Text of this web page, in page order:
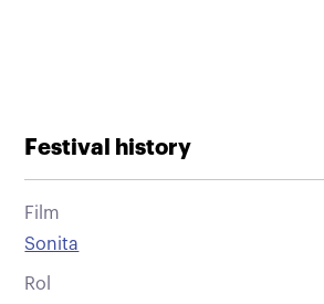
Festival history
Film
Sonita
Rol